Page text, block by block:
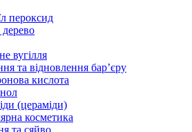
пероксид
вугілля
та відновлення бар’єру
кислота
(цераміди)
косметика
та сяйво